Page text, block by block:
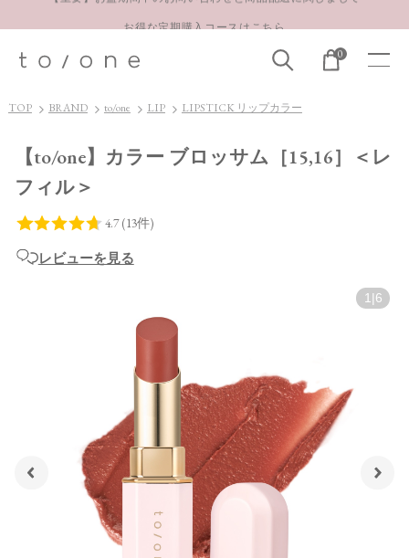
LINE お友達登録 500円OFFクーポンプレゼント
【重要】お盆期間中のお問い合わせと商品配送に関しまして
お得な定期購入コースはこちら
0
TOP BRAND to/one LIP LIPSTICK リップカラー
【to/one】カラー ブロッサム［15,16］＜レ
フィル＞
レビューを見る
1 | 6